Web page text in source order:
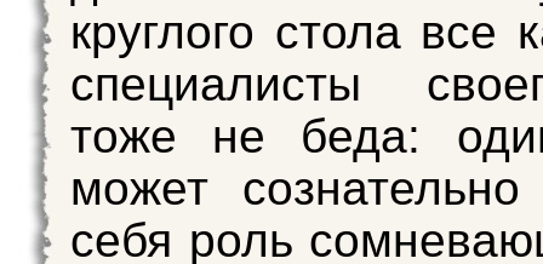
круглого стола все
специалисты
тоже не беда:
может
себя роль